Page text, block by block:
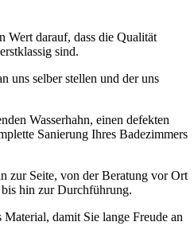
Wert darauf, dass die Qualität
sind.
uns selber stellen und der uns
Wasserhahn, einen defekten
Sanierung Ihres Badezimmers
zur Seite, von der Beratung vor Ort
hin zur Durchführung.
damit Sie lange Freude an